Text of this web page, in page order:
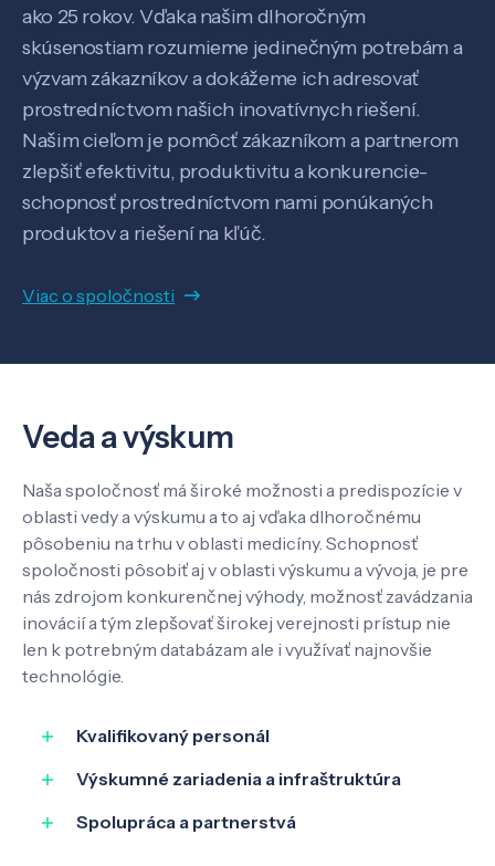
Veda a výskum
Know-how
O nás
Kontakt
SK EN
ako 25 rokov. Vďaka našim dlhoročným
skúsenostiam rozumieme jedinečným potrebám a
výzvam zákazníkov a dokážeme ich adresovať
prostredníctvom našich inovatívnych riešení.
Našim cieľom je pomôcť zákazníkom a partnerom
zlepšiť efektivitu, produktivitu a konkurencie-
schopnosť prostredníctvom nami ponúkaných
produktov a riešení na kľúč.
Viac o spoločnosti
Veda a výskum
Naša spoločnosť má široké možnosti a predispozície v
oblasti vedy a výskumu a to aj vďaka dlhoročnému
pôsobeniu na trhu v oblasti medicíny. Schopnosť
spoločnosti pôsobiť aj v oblasti výskumu a vývoja, je pre
nás zdrojom konkurenčnej výhody, možnosť zavádzania
inovácií a tým zlepšovať širokej verejnosti prístup nie
len k potrebným databázam ale i využívať najnovšie
technológie.
Kvalifikovaný personál
Výskumné zariadenia a infraštruktúra
Spolupráca a partnerstvá